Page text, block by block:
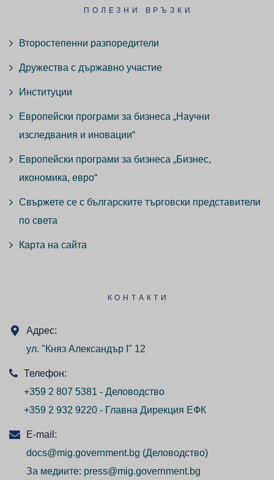
ПОЛЕЗНИ ВРЪЗКИ
Второстепенни разпоредители
Дружества с държавно участие
Институции
Европейски програми за бизнеса „Научни
изследвания и иновации“
Европейски програми за бизнеса „Бизнес,
икономика, евро“
Свържете се с българските търговски представители
по света
Карта на сайта
КОНТАКТИ
Адрес:
ул. "Княз Александър I" 12
Телефон:
+359 2 807 5381 - Деловодство
+359 2 932 9220 - Главна Дирекция ЕФК
E-mail:
docs@mig.government.bg (Деловодство)
За медиите: press@mig.government.bg